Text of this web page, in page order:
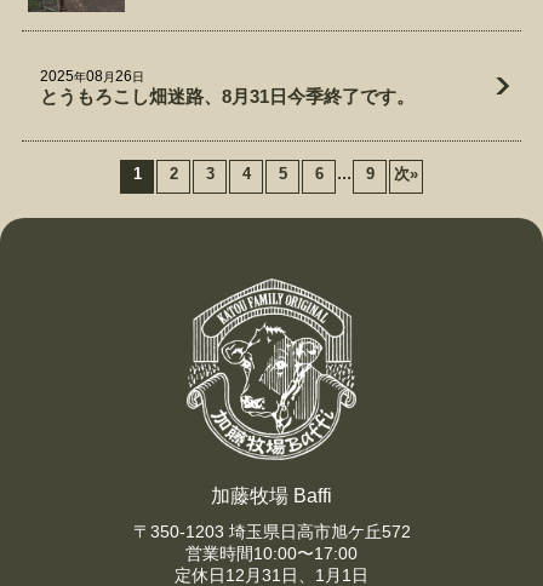
2025年08月26日
とうもろこし畑迷路、8月31日今季終了です。
1 2 3 4 5 6 ... 9 次»
加藤牧場 Baffi
〒350-1203 埼玉県日高市旭ケ丘572
営業時間10:00〜17:00
定休日12月31日、1月1日